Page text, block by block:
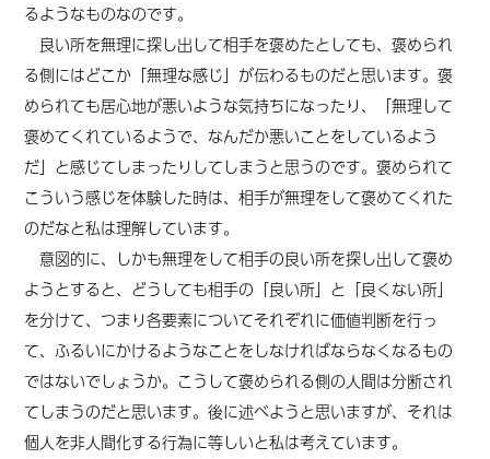
るようなものなのです。
良い所を無理に探し出して相手を褒めたとしても、褒められ
る側にはどこか「無理な感じ」が伝わるものだと思います。褒
められても居心地が悪いような気持ちになったり、「無理して
褒めてくれているようで、なんだか悪いことをしているよう
だ」と感じてしまったりしてしまうと思うのです。褒められて
こういう感じを体験した時は、相手が無理をして褒めてくれた
のだなと私は理解しています。
意図的に、しかも無理をして相手の良い所を探し出して褒め
ようとすると、どうしても相手の「良い所」と「良くない所」
を分けて、つまり各要素についてそれぞれに価値判断を行っ
て、ふるいにかけるようなことをしなければならなくなるもの
ではないでしょうか。こうして褒められる側の人間は分断され
てしまうのだと思います。後に述べようと思いますが、それは
個人を非人間化する行為に等しいと私は考えています。